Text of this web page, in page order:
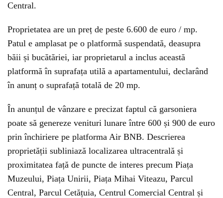
Central.
Proprietatea are un preț de peste 6.600 de euro / mp.
Patul e amplasat pe o platformă suspendată, deasupra
băii și bucătăriei, iar proprietarul a inclus această
platformă în suprafața utilă a apartamentului, declarând
în anunț o suprafață totală de 20 mp.
În anunțul de vânzare e precizat faptul că garsoniera
poate să genereze venituri lunare între 600 și 900 de euro
prin închiriere pe platforma Air BNB. Descrierea
proprietății subliniază localizarea ultracentrală și
proximitatea față de puncte de interes precum Piața
Muzeului, Piața Unirii, Piața Mihai Viteazu, Parcul
Central, Parcul Cetățuia, Centrul Comercial Central și